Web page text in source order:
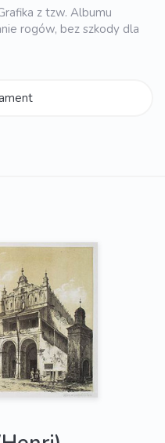
z tzw. Albumu
rogów, bez szkody dla